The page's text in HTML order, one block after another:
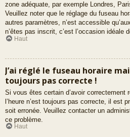
zone adéquate, par exemple Londres,
Veuillez noter que le réglage du fuseau
autres paramètres, n’est accessible
n’êtes pas inscrit, c’est l’occasion idéale
Haut
J’ai réglé le fuseau horaire
toujours pas correcte !
Si vous êtes certain d’avoir correctement
l’heure n’est toujours pas correcte, il est
soit erronée. Veuillez contacter un
ce problème.
Haut